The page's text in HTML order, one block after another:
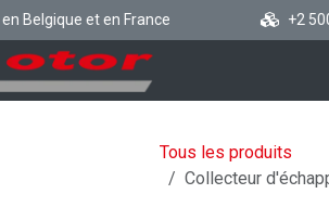
et en France +2 500
Tous les produits
Collecteur